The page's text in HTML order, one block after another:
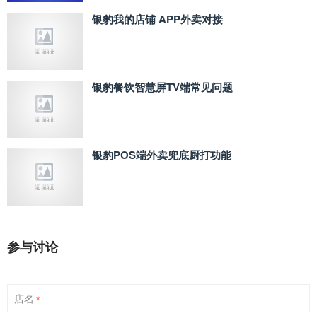
银豹我的店铺 APP外卖对接
银豹餐饮智慧屏TV端常见问题
银豹POS端外卖兜底厨打功能
参与讨论
店名 *